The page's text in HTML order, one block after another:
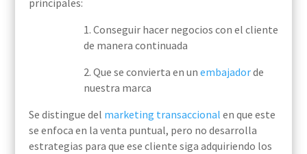
principales:
1. Conseguir hacer negocios con el cliente
de manera continuada
2. Que se convierta en un embajadorde
nuestra marca
Se distingue del marketing transaccional en que este
se enfoca en la venta puntual, pero no desarrolla
estrategias para que ese cliente siga adquiriendo los